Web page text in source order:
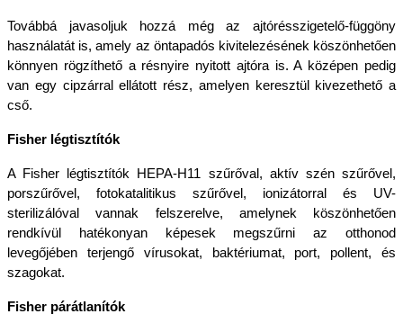
Továbbá javasoljuk hozzá még az ajtórésszigetelő-függöny
használatát is, amely az öntapadós kivitelezésének köszönhetően
könnyen rögzíthető a résnyire nyitott ajtóra is. A középen pedig
van egy cipzárral ellátott rész, amelyen keresztül kivezethető a
cső.
Fisher légtisztítók
A Fisher légtisztítók HEPA-H11 szűrőval, aktív szén szűrővel,
porszűrővel, fotokatalitikus szűrővel, ionizátorral és UV-
sterilizálóval vannak felszerelve, amelynek köszönhetően
rendkívül hatékonyan képesek megszűrni az otthonod
levegőjében terjengő vírusokat, baktériumat, port, pollent, és
szagokat.
Fisher párátlanítók